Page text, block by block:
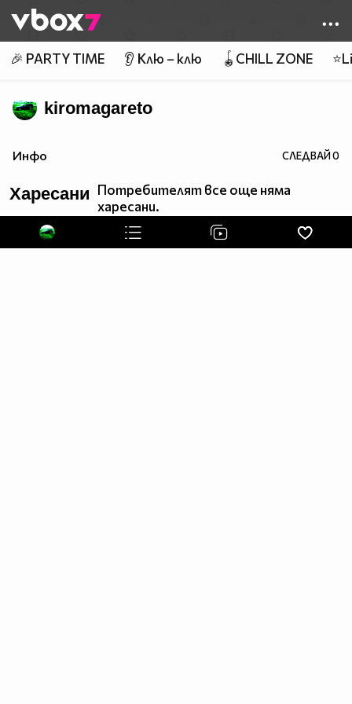
👾
🎉 PARTY TIME 👂 Клю – клю 🪀CHILL ZONE
kiromagareto
Инфо СЛЕДВАЙ0
Харесани Потребителят все още няма
харесани.